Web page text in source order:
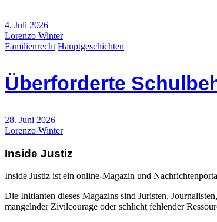
4. Juli 2026
Lorenzo Winter
Familienrecht Hauptgeschichten
Überforderte
28. Juni 2026
Lorenzo Winter
Inside Justiz
Inside Justiz ist ein online-Magazin und
Die Initianten dieses Magazins sind Juristen,
mangelnder Zivilcourage oder schlicht fehlender